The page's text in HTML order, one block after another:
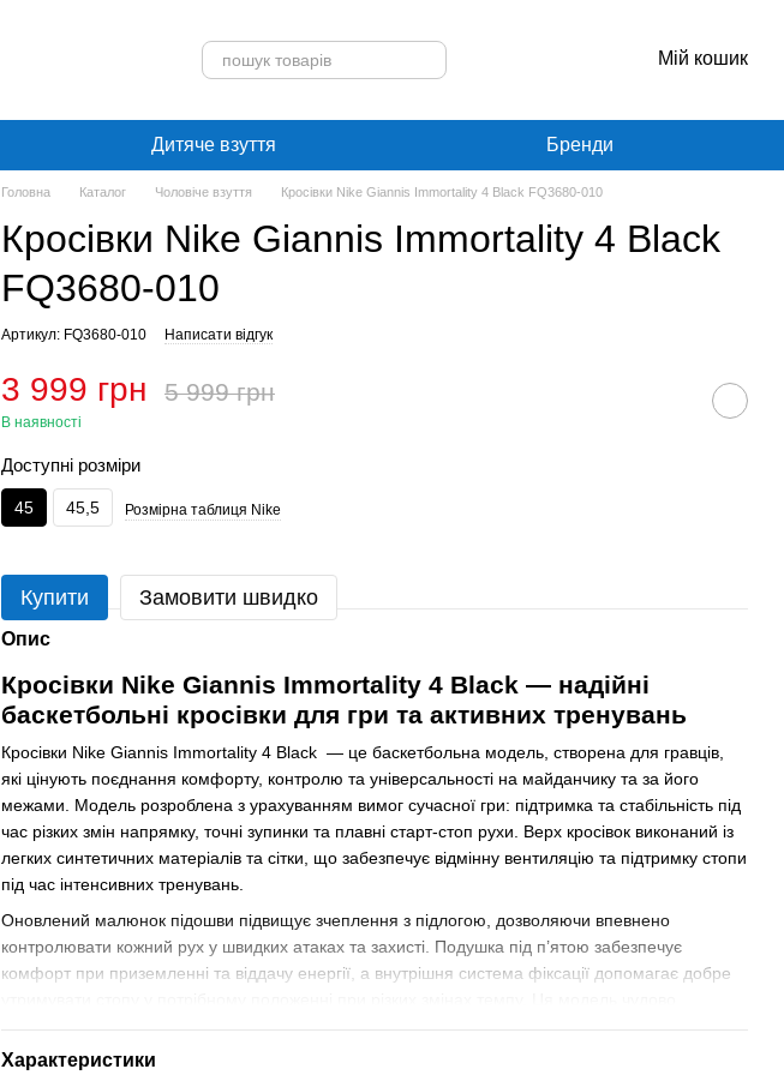
Мій кошик
Дитяче взуття Бренди
Головна Каталог Чоловіче взуття Кросівки Nike Giannis Immortality 4 Black FQ3680-010
Кросівки Nike Giannis Immortality 4 Black
FQ3680-010
Артикул: FQ3680-010 Написати відгук
3 999 грн 5 999 грн
В наявності
Доступні розміри
45 45,5 Розмірна таблиця Nike
Купити Замовити швидко
Опис
Кросівки Nike Giannis Immortality 4 Black — надійні
баскетбольні кросівки для гри та активних тренувань
Кросівки Nike Giannis Immortality 4 Black — це баскетбольна модель, створена для гравців,
які цінують поєднання комфорту, контролю та універсальності на майданчику та за його
межами. Модель розроблена з урахуванням вимог сучасної гри: підтримка та стабільність під
час різких змін напрямку, точні зупинки та плавні старт‑стоп рухи. Верх кросівок виконаний із
легких синтетичних матеріалів та сітки, що забезпечує відмінну вентиляцію та підтримку стопи
під час інтенсивних тренувань.
Оновлений малюнок підошви підвищує зчеплення з підлогою, дозволяючи впевнено
контролювати кожний рух у швидких атаках та захисті. Подушка під п’ятою забезпечує
комфорт при приземленні та віддачу енергії, а внутрішня система фіксації допомагає добре
Це оригінальне взуття від бренду
Характеристики